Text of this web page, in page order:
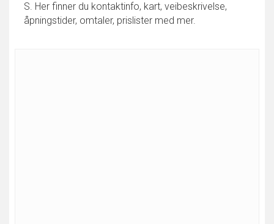
S. Her finner du kontaktinfo, kart, veibeskrivelse,
åpningstider, omtaler, prislister med mer.